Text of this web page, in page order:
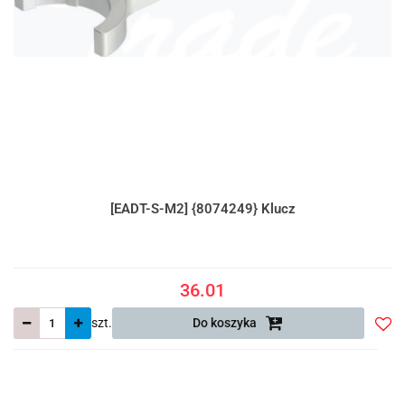
[EADT-S-M2] {8074249} Klucz
36.01
szt. Do koszyka